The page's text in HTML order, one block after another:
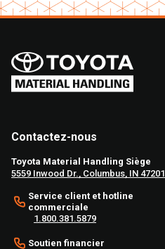
Contactez-nous
Toyota Material Handling Siège
5559 Inwood Dr., Columbus, IN 47201
Service client et hotline
commerciale
1.800.381.5879
Soutien financier